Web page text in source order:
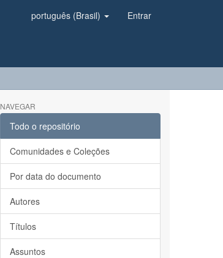
português (Brasil) Entrar
NAVEGAR
Todo o repositório
Comunidades e Coleções
Por data do documento
Autores
Títulos
Assuntos